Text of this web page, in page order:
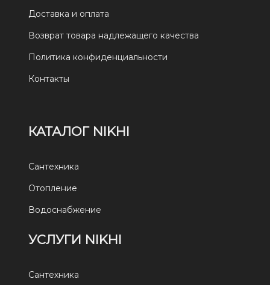
Доставка и оплата
Возврат товара надлежащего качества
Политика конфиденциальности
Контакты
КАТАЛОГ NIKHI
Сантехника
Отопление
Водоснабжение
УСЛУГИ NIKHI
Сантехника